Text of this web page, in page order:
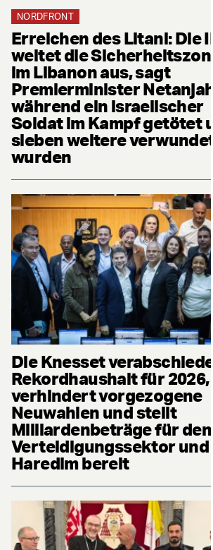
NORDFRONT
Erreichen des Litani: Die
weitet die Sicherheitszone
im Libanon aus, sagt
Premierminister
während ein israelischer
Soldat im Kampf getötet
sieben weitere verwundet
wurden
Die Knesset verabschiedet
Rekordhaushalt für 2026,
verhindert vorgezogene
Neuwahlen und stellt
Milliardenbeträge für den
Verteidigungssektor und
Haredim bereit